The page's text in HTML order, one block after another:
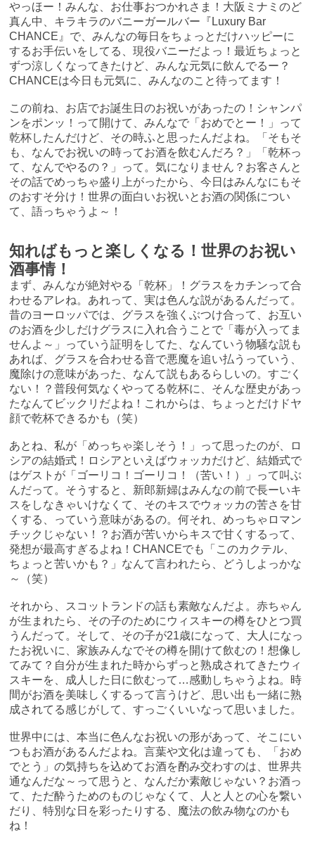
やっほー！みんな、お仕事おつかれさま！大阪ミナミのど
真ん中、キラキラのバニーガールバー『Luxury Bar
CHANCE』で、みんなの毎日をちょっとだけハッピーに
するお手伝いをしてる、現役バニーだよっ！最近ちょっと
ずつ涼しくなってきたけど、みんな元気に飲んでるー？
CHANCEは今日も元気に、みんなのこと待ってます！
この前ね、お店でお誕生日のお祝いがあったの！シャンパ
ンをポンッ！って開けて、みんなで「おめでとー！」って
乾杯したんだけど、その時ふと思ったんだよね。「そもそ
も、なんでお祝いの時ってお酒を飲むんだろ？」「乾杯っ
て、なんでやるの？」って。気になりません？お客さんと
その話でめっちゃ盛り上がったから、今日はみんなにもそ
のおすそ分け！世界の面白いお祝いとお酒の関係につい
て、語っちゃうよ～！
知ればもっと楽しくなる！世界のお祝い
酒事情！
まず、みんなが絶対やる「乾杯」！グラスをカチンって合
わせるアレね。あれって、実は色んな説があるんだって。
昔のヨーロッパでは、グラスを強くぶつけ合って、お互い
のお酒を少しだけグラスに入れ合うことで「毒が入ってま
せんよ～」っていう証明をしてた、なんていう物騒な説も
あれば、グラスを合わせる音で悪魔を追い払うっていう、
魔除けの意味があった、なんて説もあるらしいの。すごく
ない！？普段何気なくやってる乾杯に、そんな歴史があっ
たなんてビックリだよね！これからは、ちょっとだけドヤ
顔で乾杯できるかも（笑）
あとね、私が「めっちゃ楽しそう！」って思ったのが、ロ
シアの結婚式！ロシアといえばウォッカだけど、結婚式で
はゲストが「ゴーリコ！ゴーリコ！（苦い！）」って叫ぶ
んだって。そうすると、新郎新婦はみんなの前で長ーいキ
スをしなきゃいけなくて、そのキスでウォッカの苦さを甘
くする、っていう意味があるの。何それ、めっちゃロマン
チックじゃない！？お酒が苦いからキスで甘くするって、
発想が最高すぎるよね！CHANCEでも「このカクテル、
ちょっと苦いかも？」なんて言われたら、どうしよっかな
～（笑）
それから、スコットランドの話も素敵なんだよ。赤ちゃん
が生まれたら、その子のためにウィスキーの樽をひとつ買
うんだって。そして、その子が21歳になって、大人になっ
たお祝いに、家族みんなでその樽を開けて飲むの！想像し
てみて？自分が生まれた時からずっと熟成されてきたウィ
スキーを、成人した日に飲むって…感動しちゃうよね。時
間がお酒を美味しくするって言うけど、思い出も一緒に熟
成されてる感じがして、すっごくいいなって思いました。
世界中には、本当に色んなお祝いの形があって、そこにい
つもお酒があるんだよね。言葉や文化は違っても、「おめ
でとう」の気持ちを込めてお酒を酌み交わすのは、世界共
通なんだな～って思うと、なんだか素敵じゃない？お酒っ
て、ただ酔うためのものじゃなくて、人と人との心を繋い
だり、特別な日を彩ったりする、魔法の飲み物なのかも
ね！